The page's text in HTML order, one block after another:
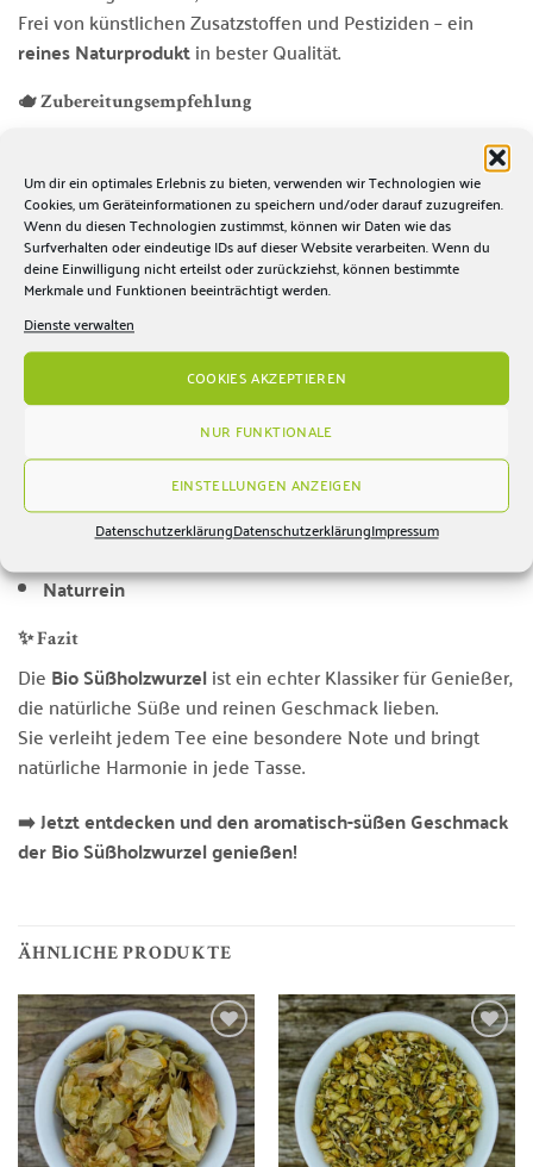
Um dir ein optimales Erlebnis zu bieten, verwenden wir Technologien wie
Cookies, um Geräteinformationen zu speichern und/oder darauf zuzugreifen.
Wenn du diesen Technologien zustimmst, können wir Daten wie das
Surfverhalten oder eindeutige IDs auf dieser Website verarbeiten. Wenn du
deine Einwilligung nicht erteilst oder zurückziehst, können bestimmte
Merkmale und Funktionen beeinträchtigt werden.
Dienste verwalten
COOKIES AKZEPTIEREN
NUR FUNKTIONALE
EINSTELLUNGEN ANZEIGEN
DatenschutzerklärungDatenschutzerklärungImpressum
Frei von künstlichen Zusatzstoffen und Pestiziden – ein
reines Naturproduktin bester Qualität.
🫖 Zubereitungsempfehlung
Wassertemperatur:100 °C
Ziehzeit:5–8 Minuten
Tipp:Besonders lecker in Kombination mitIngwer, Zimt,
AnisoderPfefferminze.
💚 Besonderheiten
Bio-zertifizierte Süßholzwurzel (Glycyrrhiza
Natürlich süßer Geschmack
Aromatische Basiszutatfür Tees & Kräutermischungen
Schonend getrocknet&frei von Zusatzstoffen
Naturrein
✨ Fazit
Die Bio Süßholzwurzelist ein echter Klassiker für Genießer,
die natürliche Süße und reinen Geschmack lieben.
Sie verleiht jedem Tee eine besondere Note und bringt
natürliche Harmonie in jede Tasse.
➡️ Jetzt entdecken und den aromatisch-süßen Geschmack
der Bio Süßholzwurzel genießen!
ÄHNLICHE PRODUKTE
Zur
Wunschliste
hinzufügen
Zur
Wunschliste
hinzufügen